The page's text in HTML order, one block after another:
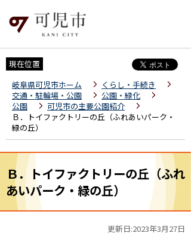
現在位置
岐阜県可児市ホーム
くらし・手続き
交通・駐輪場・公園
公園・緑化
公園
可児市の主要公園紹介
Ｂ．トイファクトリーの丘（ふれあいパーク・
緑の丘）
Ｂ．トイファクトリーの丘（ふれ
あいパーク・緑の丘）
更新日:2023年3月27日